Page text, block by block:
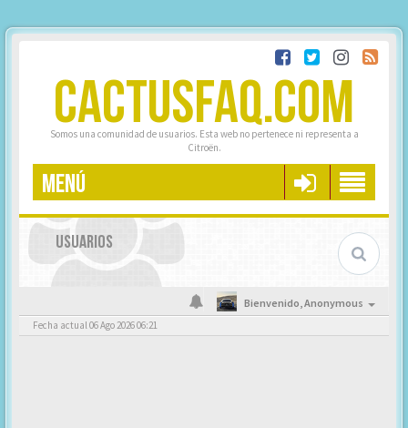
CACTUSFAQ.COM
Somos una comunidad de usuarios. Esta web no pertenece ni representa a
Citroën.
MENÚ
USUARIOS
Bienvenido,Anonymous
Fecha actual 06 Ago 2026 06:21